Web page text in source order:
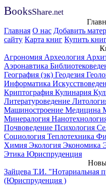
BooksShare.net
Главная О нас Добавить
сайту Карта книг Купить
Агрономия Археология
Аэронавтика
География (эк) Геодезия
Информатика
Криптография Кулинария
Литературоведение
Машиностроение Медицина
Минералогия
Почвоведение Психология
Социология Теплотехника
Химия Экология Экономика
Этика Юриспруденция
Зайцева Т.И. "Нотариальная
(Юриспруденция )